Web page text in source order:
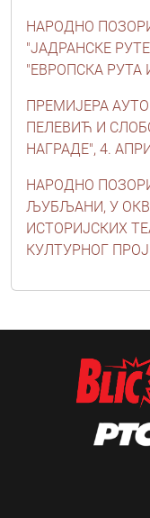
НАРОДНО
"ЈАДРАНСКЕ
"ЕВРОПСКА РУТА
ПРЕМИЈЕРА
ПЕЛЕВИЋ И
НАГРАДЕ", 4.
НАРОДНО
ЉУБЉАНИ, У
ИСТОРИЈСКИХ
КУЛТУРНОГ